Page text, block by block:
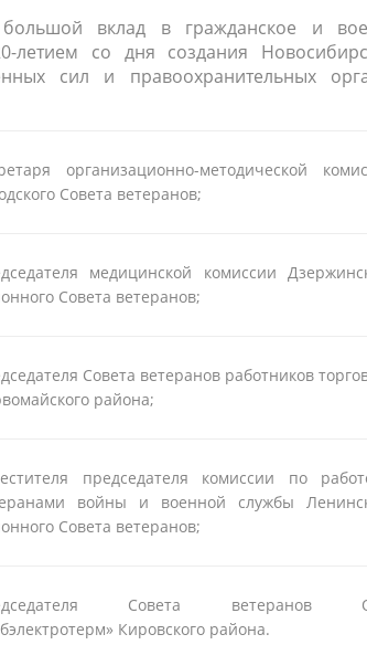
вклад в гражданское и
со дня создания
сил и правоохранительных
организационно-методической
Совета ветеранов;
медицинской комиссии
Совета ветеранов;
Совета ветеранов работников
района;
председателя комиссии по
войны и военной службы
Совета ветеранов;
Совета ветеранов
Кировского района.